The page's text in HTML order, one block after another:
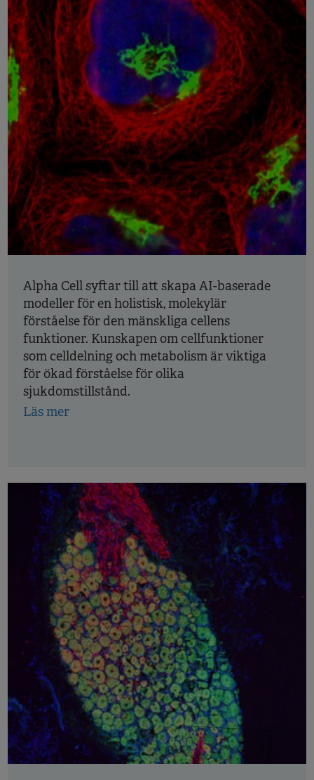
Alpha Cell syftar till att skapa AI-baserade
modeller för en holistisk, molekylär
förståelse för den mänskliga cellens
funktioner. Kunskapen om cellfunktioner
som celldelning och metabolism är viktiga
för ökad förståelse för olika
sjukdomstillstånd.
Läs mer